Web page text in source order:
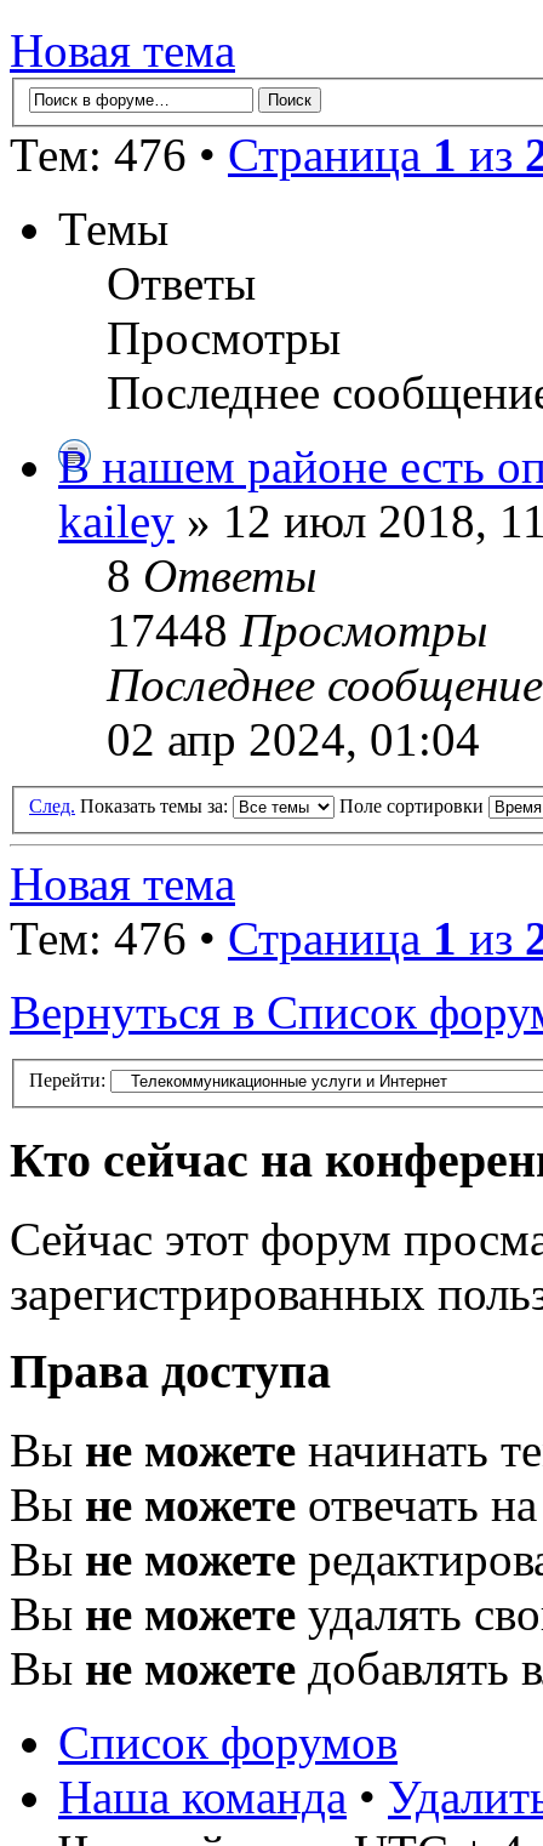
Новая тема
Тем: 476 • Страница 1 из
Темы
Ответы
Просмотры
Последнее
В нашем районе есть
kailey » 12 июл 2018,
8 Ответы
17448 Просмотры
Последнее
02 апр 2024, 01:04
След. Показать темы за: Поле сортировки
Новая тема
Тем: 476 • Страница 1 из
Вернуться в Список
Перейти:
Кто сейчас на
Сейчас этот форум
зарегистрированных
Права доступа
Вы не можете начинать
Вы не можете отвечать
Вы не можете
Вы не можете удалять
Вы не можете добавлять
Список форумов
Наша команда •